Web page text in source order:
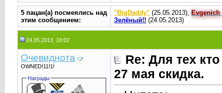
5 пацан(а) посмеялись над
этим сообщением:
"BigDaddy"(25.05.2013), Evgenich
Зелёный!! (24.05.2013)
24.05.2013, 18:02
Очевиднота
OWNED!11!1!
Награды
Re: Для тех
27 мая скидка.